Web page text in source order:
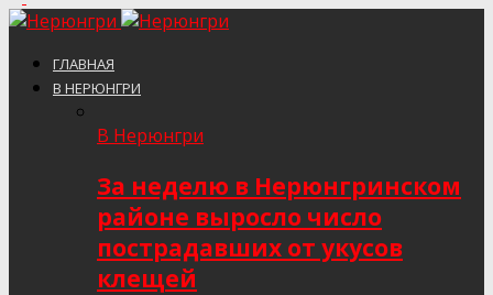
ГЛАВНАЯ
В НЕРЮНГРИ
В Нерюнгри
За неделю в Нерюнгринском
районе выросло число
пострадавших от укусов
клещей